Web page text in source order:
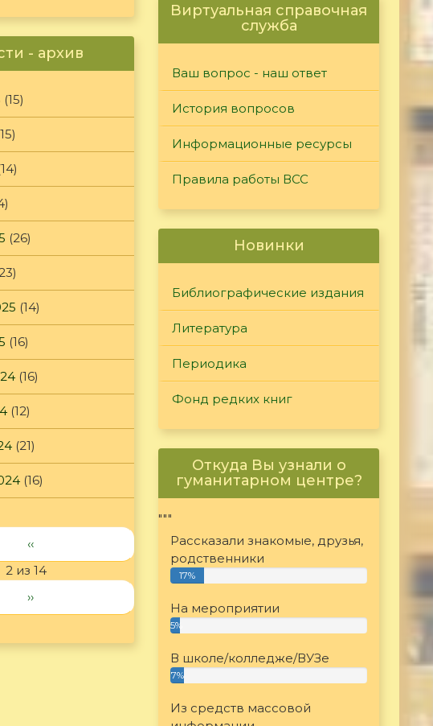
- архив
(15)
(26)
(14)
(16)
(16)
(12)
(21)
(16)
‹‹
2 из 14
››
Виртуальная справочная
служба
Ваш вопрос - наш ответ
История вопросов
Информационные ресурсы
Правила работы ВСС
Новинки
Библиографические издания
Литература
Периодика
Фонд редких книг
Откуда Вы узнали о
гуманитарном центре?
"""
Рассказали знакомые, друзья,
родственники
17%
На мероприятии
5%
В школе/колледже/ВУЗе
7%
Из средств массовой